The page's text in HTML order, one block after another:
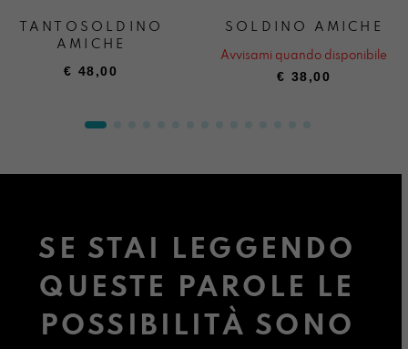
TANTOSOLDINO
AMICHE
€ 48,00
SOLDINO AMICHE
Avvisami quando disponibile
€ 38,00
SE STAI LEGGENDO
QUESTE PAROLE LE
POSSIBILITÀ SONO